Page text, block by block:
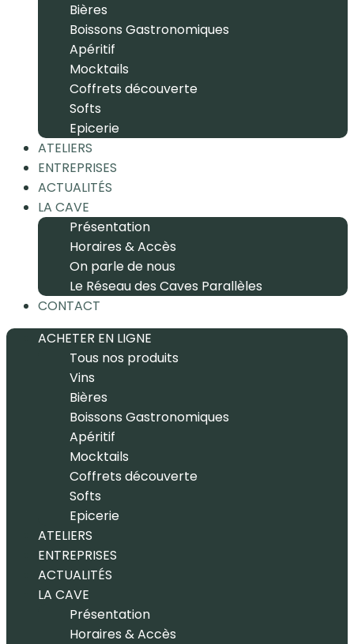
Bières
Boissons Gastronomiques
Apéritif
Mocktails
Coffrets découverte
Softs
Epicerie
ATELIERS
ENTREPRISES
ACTUALITÉS
LA CAVE
Présentation
Horaires & Accès
On parle de nous
Le Réseau des Caves Parallèles
CONTACT
ACHETER EN LIGNE
Tous nos produits
Vins
Bières
Boissons Gastronomiques
Apéritif
Mocktails
Coffrets découverte
Softs
Epicerie
ATELIERS
ENTREPRISES
ACTUALITÉS
LA CAVE
Présentation
Horaires & Accès